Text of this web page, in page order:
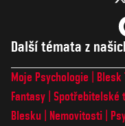
Další témata z
Moje Psychologie Blesk
Fantasy Spotřebitelské
Blesku
Nemovitosti